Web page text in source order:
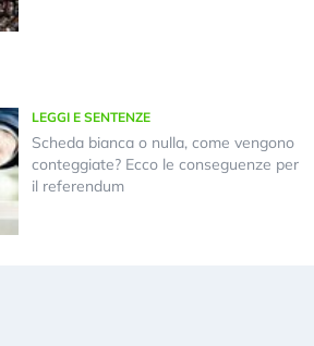
LEGGI E SENTENZE
Scheda bianca o nulla, come vengono
conteggiate? Ecco le conseguenze per
il referendum